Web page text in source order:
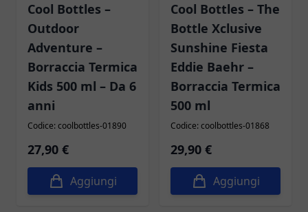
Cool Bottles –
Outdoor
Adventure –
Borraccia Termica
Kids 500 ml – Da 6
anni
Codice: coolbottles-01890
27,90 €
Aggiungi
Cool Bottles – The
Bottle Xclusive
Sunshine Fiesta
Eddie Baehr –
Borraccia Termica
500 ml
Codice: coolbottles-01868
29,90 €
Aggiungi